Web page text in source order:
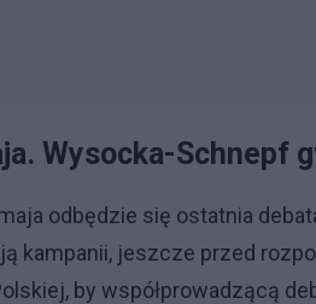
Wysocka-Schnepf
odbędzie się ostatnia
kampanii, jeszcze przed
by współprowadzącą